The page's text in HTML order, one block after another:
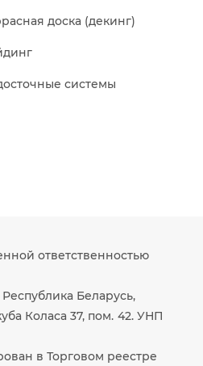
доска (декинг)
системы
ответственностью
Беларусь,
Коласа 37, пом. 42. УНП
в Торговом реестре